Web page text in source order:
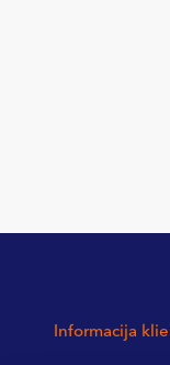
Informacija